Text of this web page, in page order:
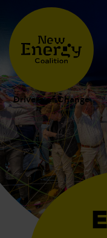
Drivers of Change